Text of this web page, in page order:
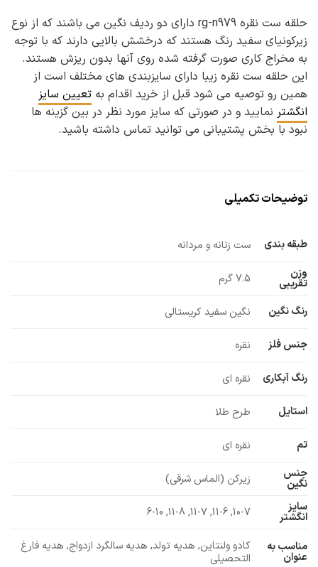
حلقه ست نقره rg-n979 دارای دو ردیف نگین می باشند که از نوع
زیرکونیای سفید رنگ هستند که درخشش بالایی دارند که با توجه
به مخراج کاری صورت گرفته شده روی آنها بدون ریزش هستند.
این حلقه ست نقره زیبا دارای سایزبندی های مختلف است از
همین رو توصیه می شود قبل از خرید اقدام به تعیین سایز
انگشتر نمایید و در صورتی که سایز مورد نظر در بین گزینه ها
نبود با بخش پشتیبانی می توانید تماس داشته باشید.
توضیحات تکمیلی
طبقه بندی
ست زنانه و مردانه
وزن
تقریبی 7.5 گرم
رنگ نگین نگین سفید کریستالی
جنس فلز نقره
رنگ آبکاری نقره ای
استایل طرح طلا
تم
نقره ای
جنس
نگین
زیرکن (الماس شرقی)
سایز
انگشتر 10-7, 11-6, 11-7, 11-8, 6-10
مناسب به
عنوان
کادو ولنتاین, هدیه تولد, هدیه سالگرد ازدواج, هدیه فارغ
التحصیلی